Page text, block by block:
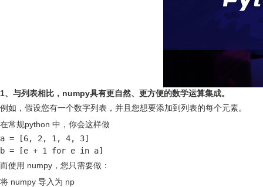
1、与列表相比，numpy具有更自然、更方便的数学运算集成。
例如，假设您有一个数字列表，并且您想要添加到列表的每个元素。
在常规python 中，你会这样做
a = [6, 2, 1, 4, 3]
b = [e + 1 for e in a]
而使用 numpy，您只需要做：
将 numpy 导入为 np